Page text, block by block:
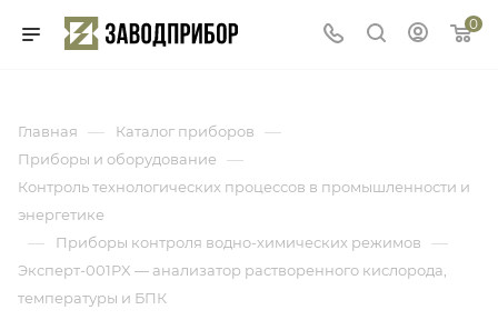
0
Главная — Каталог приборов —
Приборы и оборудование —
Контроль технологических процессов в промышленности и
энергетике
— Приборы контроля водно-химических режимов —
Эксперт-001PX — анализатор растворенного кислорода,
температуры и БПК